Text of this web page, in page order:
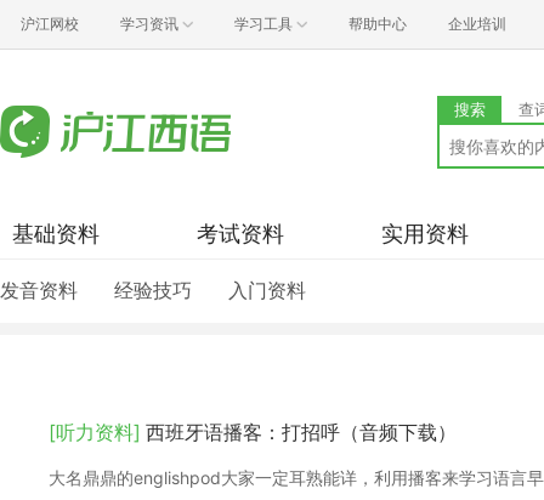
沪江网校 学习资讯 学习工具 帮助中心 企业培训
搜索 查
基础资料 考试资料 实用资料
发音资料 经验技巧 入门资料
[听力资料] 西班牙语播客：打招呼（音频下载）
大名鼎鼎的englishpod大家一定耳熟能详，利用播客来学习语言